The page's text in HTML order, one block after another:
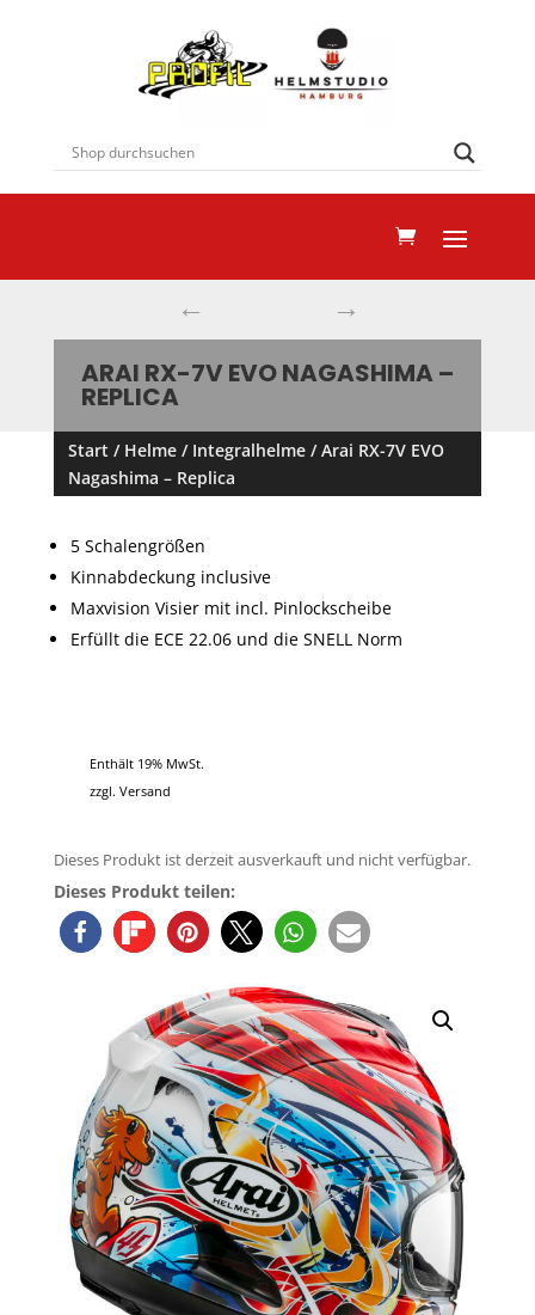
← →
ARAI RX-7V EVO NAGASHIMA –
REPLICA
Dieses Produkt teilen:
Start / Helme/ Integralhelme/ Arai RX-7V EVO
Nagashima – Replica
5 Schalengrößen
Kinnabdeckung inclusive
Maxvision Visier mit incl. Pinlockscheibe
Erfüllt die ECE 22.06 und die SNELL Norm
Enthält 19% MwSt.
zzgl. Versand
Dieses Produkt ist derzeit ausverkauft und nicht verfügbar.